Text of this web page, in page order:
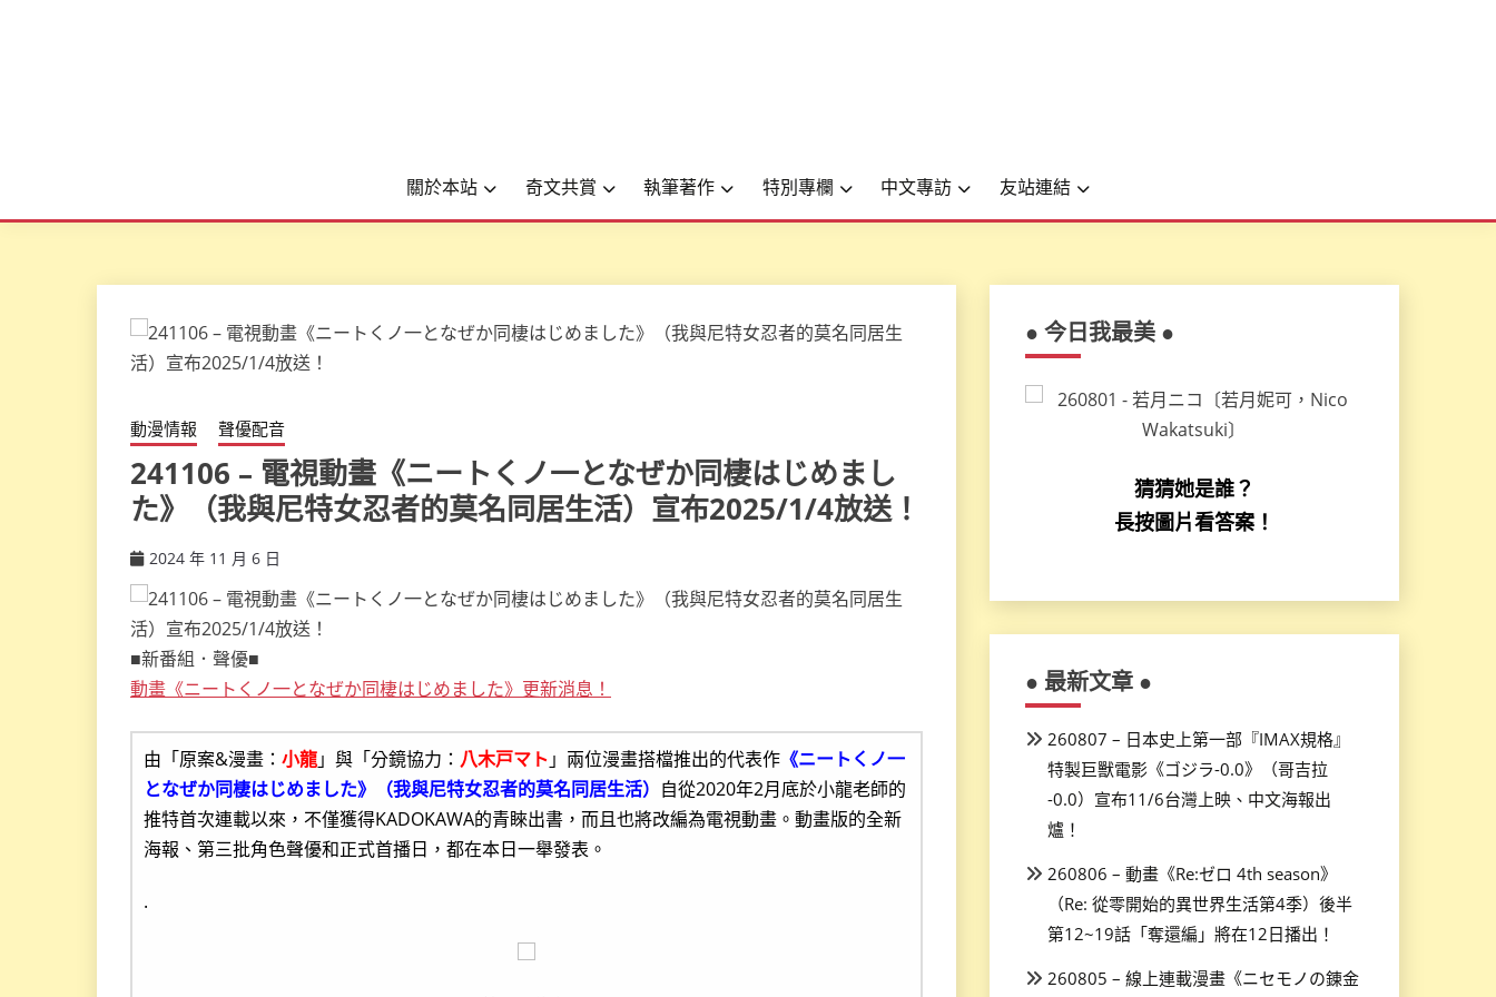
關於本站 奇文共賞 執筆著作 特別專欄 中文專訪 友站連結
動漫情報 聲優配音
241106 – 電視動畫《ニートくノ一となぜか同棲はじめまし
た》（我與尼特女忍者的莫名同居生活）宣布2025/1/4放送！
2024 年 11 月 6 日
■新番組．聲優■
動畫《ニートくノ一となぜか同棲はじめました》更新消息！
由「原案&漫畫： 小龍」與「分鏡協力： 八木戸マト 」兩位漫畫搭檔推出的代表作 《ニートくノ一
となぜか同棲はじめました》（我與尼特女忍者的莫名同居生活） 自從2020年2月底於小龍老師的
推特首次連載以來，不僅獲得KADOKAWA的青睞出書，而且也將改編為電視動畫。動畫版的全新
海報、第三批角色聲優和正式首播日，都在本日一舉發表。
.
● 今日我最美 ●
猜猜她是誰？
長按圖片看答案！
● 最新文章 ●
260807 – 日本史上第一部『IMAX規格』
特製巨獸電影《ゴジラ-0.0》（哥吉拉
-0.0）宣布11/6台灣上映、中文海報出
爐！
260806 – 動畫《Re:ゼロ 4th season》
（Re: 從零開始的異世界生活第4季）後半
第12~19話「奪還編」將在12日播出！
260805 – 線上連載漫畫《ニセモノの錬金